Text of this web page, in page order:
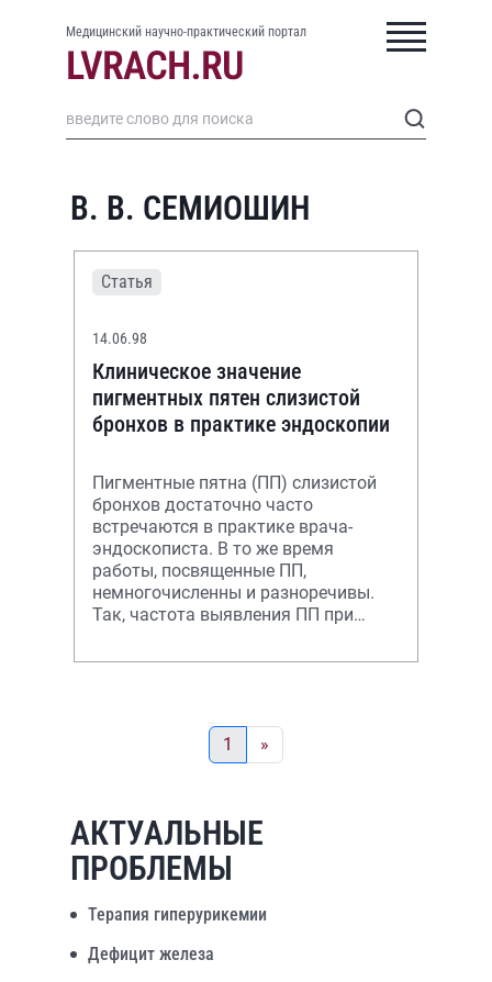
Медицинский научно-практический портал
В. В. СЕМИОШИН
Статья
14.06.98
Клиническое значение
пигментных пятен слизистой
бронхов в практике эндоскопии
Пигментные пятна (ПП) слизистой
бронхов достаточно часто
встречаются в практике врача-
эндоскописта. В то же время
работы, посвященные ПП,
немногочисленны и разноречивы.
Так, частота выявления ПП при
трахеобронхоскопиях колеблется
1 »
АКТУАЛЬНЫЕ
ПРОБЛЕМЫ
Терапия гиперурикемии
Дефицит железа